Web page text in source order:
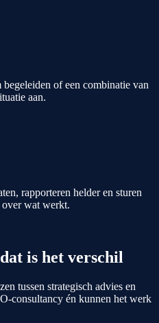
of een combinatie van
aan.
rapporteren helder en sturen
wat werkt.
is het verschil
tussen strategisch advies en
consultancy én kunnen het werk